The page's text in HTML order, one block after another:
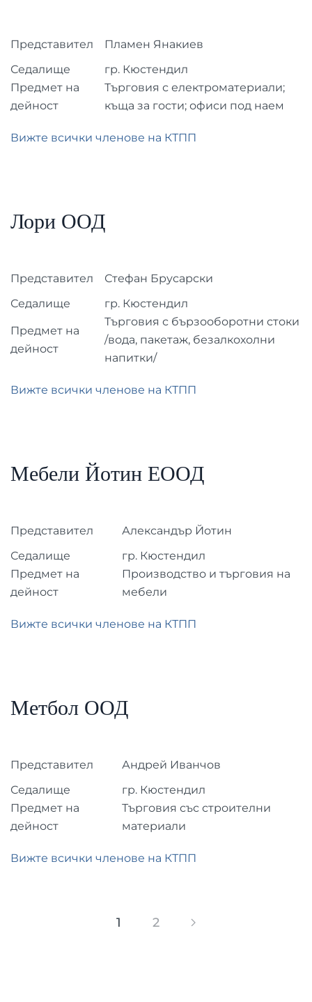
Представител
Пламен Янакиев
Седалище
гр. Кюстендил
Предмет на
дейност
Търговия с електроматериали;
къща за гости; офиси под наем
Вижте всички членове на КТПП
Лори ООД
Представител
Стефан Брусарски
Седалище
гр. Кюстендил
Предмет на
дейност
Търговия с бързооборотни стоки
/вода, пакетаж, безалкохолни
напитки/
Вижте всички членове на КТПП
Мебели Йотин ЕООД
Представител
Александър Йотин
Седалище
гр. Кюстендил
Предмет на
дейност
Производство и търговия на
мебели
Вижте всички членове на КТПП
Метбол ООД
Представител
Андрей Иванчов
Седалище
гр. Кюстендил
Предмет на
дейност
Търговия със строителни
материали
Вижте всички членове на КТПП
1 2